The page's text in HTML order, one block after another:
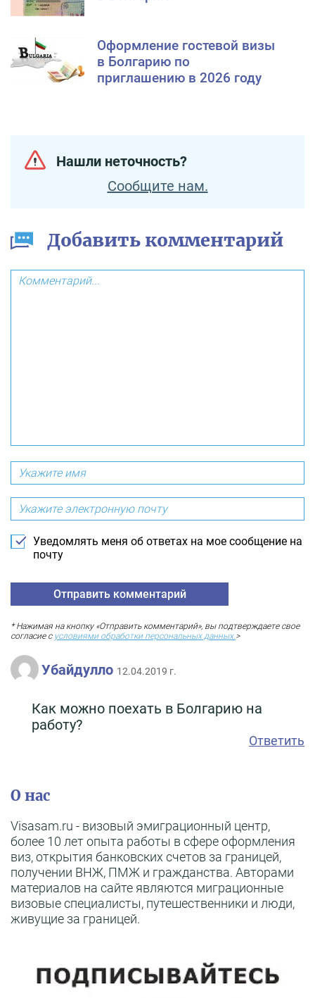
Оформление гостевой визы
в Болгарию по
приглашению в 2026 году
Нашли неточность?
Сообщите нам.
Добавить комментарий
Уведомлять меня об ответах на мое сообщение на
почту
* Нажимая на кнопку «Отправить комментарий», вы подтверждаете свое
согласие с условиями обработки персональных данных.>
Убайдулло 12.04.2019 г.
Как можно поехать в Болгарию на
работу?
Ответить
О нас
Visasam.ru - визовый эмиграционный центр,
более 10 лет опыта работы в сфере оформления
виз, открытия банковских счетов за границей,
получении ВНЖ, ПМЖ и гражданства. Авторами
материалов на сайте являются миграционные
визовые специалисты, путешественники и люди,
живущие за границей.